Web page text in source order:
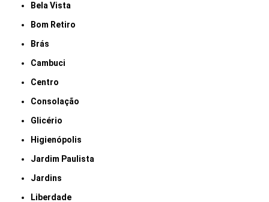
Bela Vista
Bom Retiro
Brás
Cambuci
Centro
Consolação
Glicério
Higienópolis
Jardim Paulista
Jardins
Liberdade